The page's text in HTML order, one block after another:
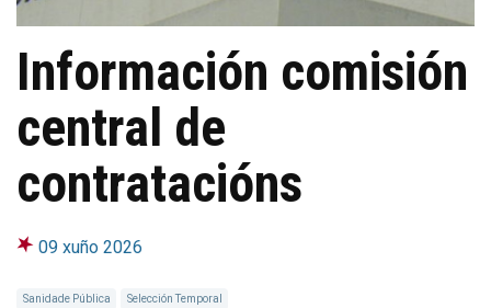
Información comisión
central de
contratacións
09 xuño 2026
Sanidade Pública Selección Temporal